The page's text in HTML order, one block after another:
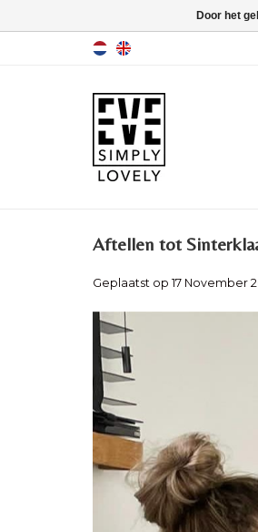
Aftellen tot
Geplaatst op 17 November
Door het